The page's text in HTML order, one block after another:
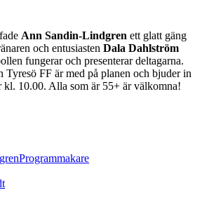
Ann Sandin-Lindgren ett glatt gäng
och entusiasten Dala Dahlström
fungerar och presenterar deltagarna.
Tyresö FF är med på planen och bjuder in
kl. 10.00. Alla som är 55+ är välkomna!
Programmakare